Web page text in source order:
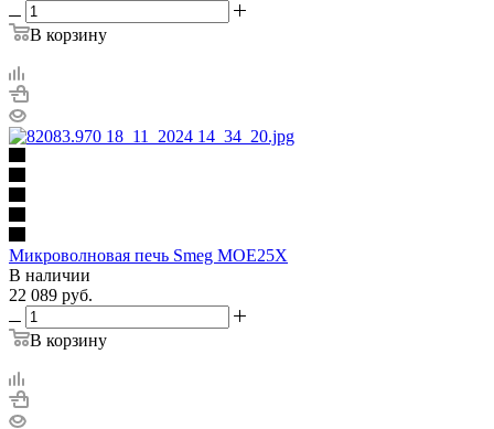
В корзину
Микроволновая печь Smeg MOE25X
В наличии
22 089 руб.
В корзину